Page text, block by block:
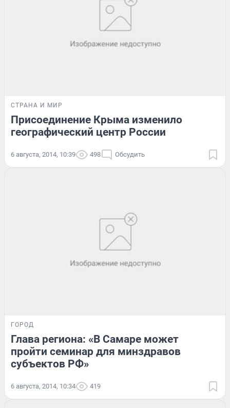
СТРАНА И МИР
Присоединение Крыма изменило
географический центр России
6 августа, 2014, 10:39 498 Обсудить
ГОРОД
Глава региона: «В Самаре может
пройти семинар для минздравов
субъектов РФ»
6 августа, 2014, 10:34 419